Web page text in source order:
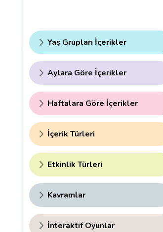
Yaş Grupları İçerikler
Aylara Göre İçerikler
Haftalara Göre İçerikler
İçerik Türleri
Etkinlik Türleri
Kavramlar
İnteraktif Oyunlar